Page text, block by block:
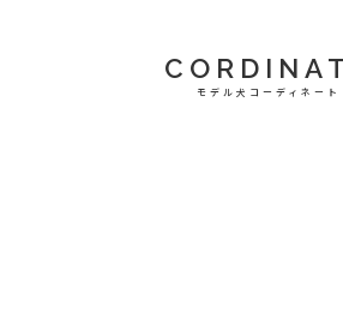
モデル犬コーディネート